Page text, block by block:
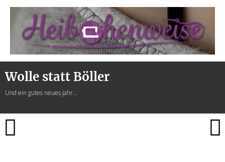
Heibchenweise
Wolle statt Böller
Und ein gutes neues Jahr…